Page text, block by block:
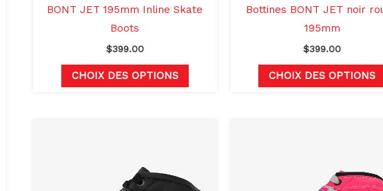
BONT JET 195mm Inline Skate
Boots
$399.00
CHOIX DES OPTIONS
page
Bottines BONT JET noir
195mm
$399.00
CHOIX DES OPTIONS
plusieurs